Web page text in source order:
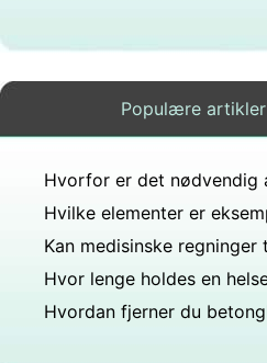
Populære artikler